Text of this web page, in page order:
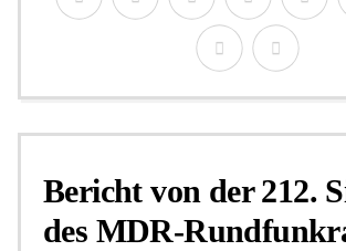
Bericht von der 212.
des MDR-